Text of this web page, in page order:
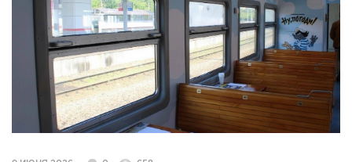
СПРАВКА
КАМЕРЫ
КОНКУРСЫ
СТАТЬИ
ГОЛОСОВАНИЯ